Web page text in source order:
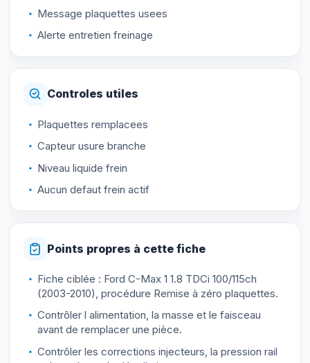
Message plaquettes usees
Alerte entretien freinage
Controles utiles
Plaquettes remplacees
Capteur usure branche
Niveau liquide frein
Aucun defaut frein actif
Points propres à cette fiche
Fiche ciblée : Ford C-Max 1 1.8 TDCi 100/115ch
(2003-2010), procédure Remise à zéro plaquettes.
Contrôler l alimentation, la masse et le faisceau
avant de remplacer une pièce.
Contrôler les corrections injecteurs, la pression rail